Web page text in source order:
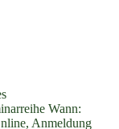
Wann:
Anmeldung